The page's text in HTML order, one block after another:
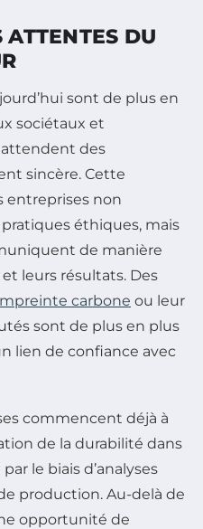
ATTENTES DU
sont de plus en
sociétaux et
des
sincère. Cette
entreprises non
éthiques, mais
de manière
leurs résultats. Des
carbone ou leur
sont de plus en plus
lien de confiance avec
commencent déjà à
de la durabilité dans
le biais d’analyses
production. Au-delà de
opportunité de